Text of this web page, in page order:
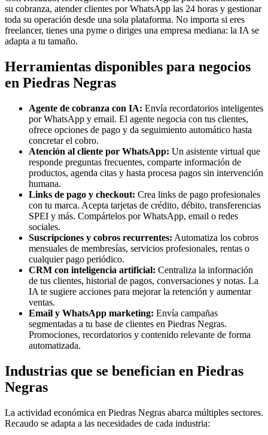
su cobranza, atender clientes por WhatsApp las 24 horas y gestionar
toda su operación desde una sola plataforma. No importa si eres
freelancer, tienes una pyme o diriges una empresa mediana: la IA se
adapta a tu tamaño.
Herramientas disponibles para negocios
en Piedras Negras
Agente de cobranza con IA: Envía recordatorios inteligentes
por WhatsApp y email. El agente negocia con tus clientes,
ofrece opciones de pago y da seguimiento automático hasta
concretar el cobro.
Atención al cliente por WhatsApp: Un asistente virtual que
responde preguntas frecuentes, comparte información de
productos, agenda citas y hasta procesa pagos sin intervención
humana.
Links de pago y checkout: Crea links de pago profesionales
con tu marca. Acepta tarjetas de crédito, débito, transferencias
SPEI y más. Compártelos por WhatsApp, email o redes
sociales.
Suscripciones y cobros recurrentes: Automatiza los cobros
mensuales de membresías, servicios profesionales, rentas o
cualquier pago periódico.
CRM con inteligencia artificial: Centraliza la información
de tus clientes, historial de pagos, conversaciones y notas. La
IA te sugiere acciones para mejorar la retención y aumentar
ventas.
Email y WhatsApp marketing: Envía campañas
segmentadas a tu base de clientes en Piedras Negras.
Promociones, recordatorios y contenido relevante de forma
automatizada.
Industrias que se benefician en Piedras
Negras
La actividad económica en Piedras Negras abarca múltiples sectores.
Recaudo se adapta a las necesidades de cada industria: